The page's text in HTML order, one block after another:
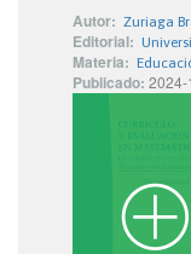
Autor: Zuriaga
Editorial:
Materia:
Publicado: 2024-